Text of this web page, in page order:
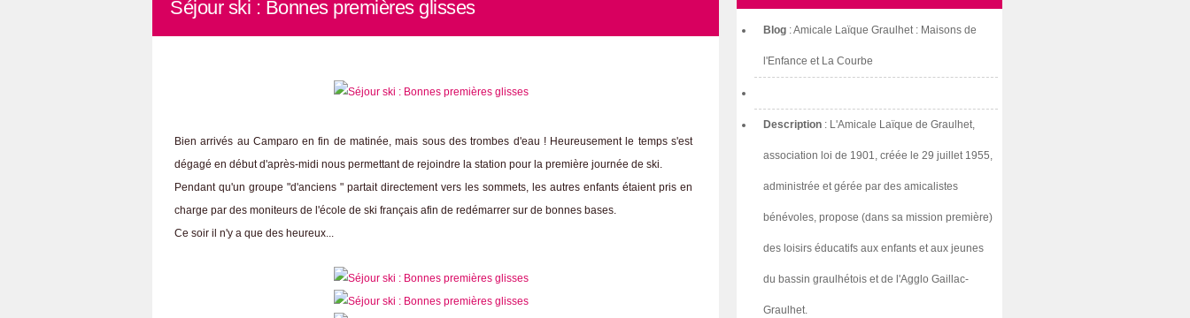
Séjour ski : Bonnes premières glisses
Bien arrivés au Camparo en fin de matinée, mais sous des trombes d'eau ! Heureusement le temps s'est
dégagé en début d'après-midi nous permettant de rejoindre la station pour la première journée de ski.
Pendant qu'un groupe "d'anciens " partait directement vers les sommets, les autres enfants étaient pris en
charge par des moniteurs de l'école de ski français afin de redémarrer sur de bonnes bases.
Ce soir il n'y a que des heureux...
Blog : Amicale Laïque Graulhet : Maisons de
l'Enfance et La Courbe
Description : L'Amicale Laïque de Graulhet,
association loi de 1901, créée le 29 juillet 1955,
administrée et gérée par des amicalistes
bénévoles, propose (dans sa mission première)
des loisirs éducatifs aux enfants et aux jeunes
du bassin graulhétois et de l'Agglo Gaillac-
Graulhet.